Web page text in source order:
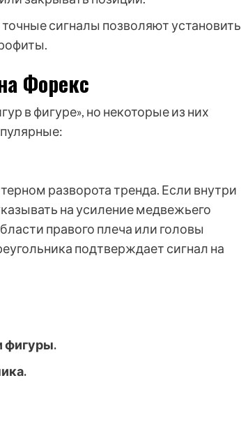
сигналы позволяют установить
Форекс
в фигуре», но некоторые из них
разворота тренда. Если внутри
на усиление медвежьего
правого плеча или головы
подтверждает сигнал на
фигуры.